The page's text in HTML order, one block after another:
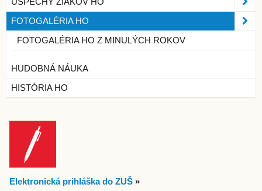
FOTOGALÉRIA HO
FOTOGALÉRIA HO Z MINULÝCH ROKOV
HUDOBNÁ NÁUKA
HISTÓRIA HO
Elektronická prihláška do ZUŠ »